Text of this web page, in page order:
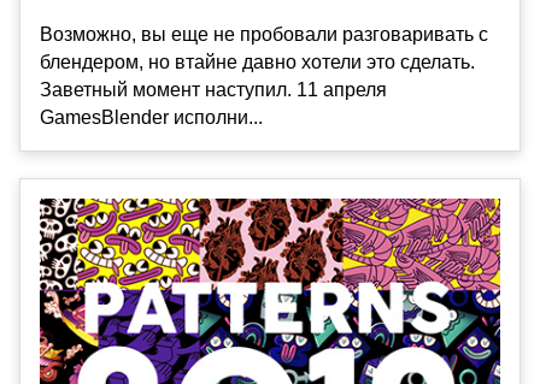
Возможно, вы еще не пробовали разговаривать с
блендером, но втайне давно хотели это сделать.
Заветный момент наступил. 11 апреля
GamesBlender исполни...